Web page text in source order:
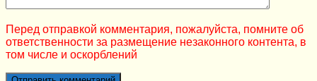
Перед отправкой комментария, пожалуйста, помните об
ответственности за размещение незаконного контента, в
том числе и оскорблений